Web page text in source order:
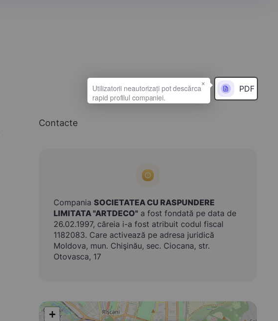
PDF
Contacte
Compania SOCIETATEA CU RASPUNDERE
LIMITATA "ARTDECO"a fost fondată pe data de
26.02.1997, căreia i-a fost atribuit codul fiscal
1182083. Care activează pe adresa juridică
Moldova, mun. Chişinău, sec. Ciocana, str.
Otovasca, 17
+
×